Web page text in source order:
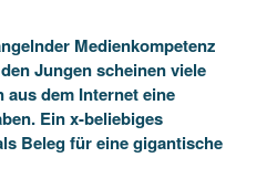
Medienkompetenz
Jungen scheinen viele
dem Internet eine
Ein x-beliebiges
Beleg für eine gigantische